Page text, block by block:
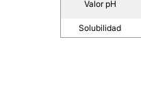
Valor pH
Solubilidad